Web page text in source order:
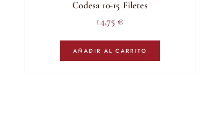
Codesa 10-15 Filetes
14,75 €
AÑADIR AL CARRITO